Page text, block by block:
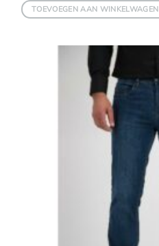
TOEVOEGEN AAN WINKELWAGEN